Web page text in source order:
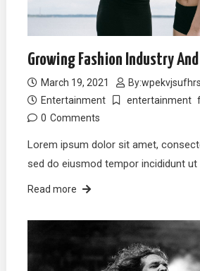
Growing Fashion Industry
March 19, 2021 By:wpekvjsufhrs
Entertainment
entertainment
0 Comments
Lorem ipsum dolor sit amet,
sed do eiusmod tempor incididunt ut
Read more